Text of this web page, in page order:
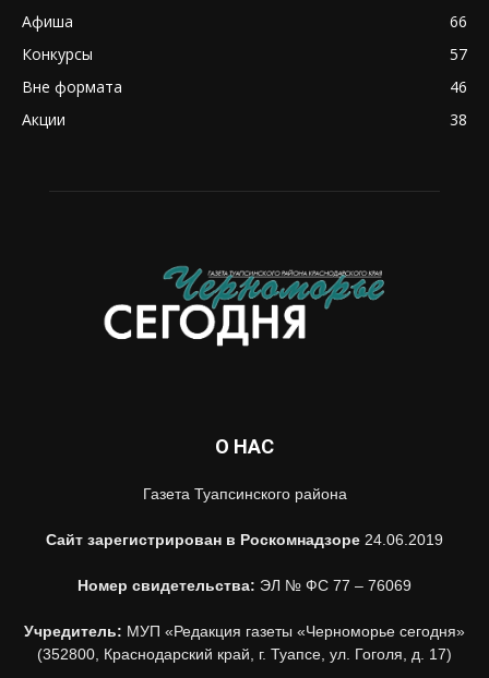
Афиша
66
Конкурсы
57
Вне формата
46
Акции
38
О НАС
Газета Туапсинского района
Сайт зарегистрирован в Роскомнадзоре 24.06.2019
Номер свидетельства: ЭЛ № ФС 77 – 76069
Учредитель: МУП «Редакция газеты «Черноморье сегодня»
(352800, Краснодарский край, г. Туапсе, ул. Гоголя, д. 17)